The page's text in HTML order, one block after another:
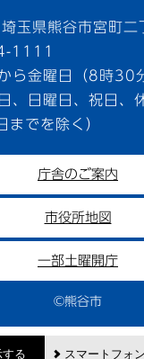
県熊谷市宮町二
1111
ら金曜日（8時
、日曜日、祝日、
でを除く）
庁舎のご案内
市役所地図
一部土曜開庁
©熊谷市
する スマートフォ